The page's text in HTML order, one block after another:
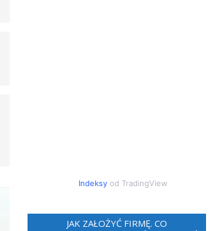
Indeksy od TradingView
JAK ZAŁOŻYĆ FIRMĘ. CO